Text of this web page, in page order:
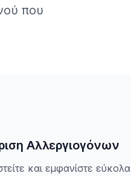
που
Αλλεργιογόνων
και εμφανίστε εύκολα